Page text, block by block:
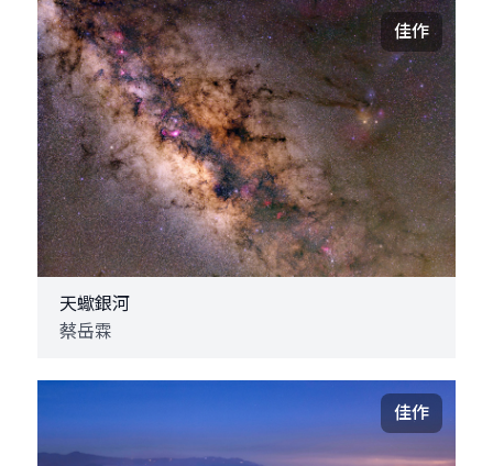
佳作
天蠍銀河
蔡岳霖
佳作